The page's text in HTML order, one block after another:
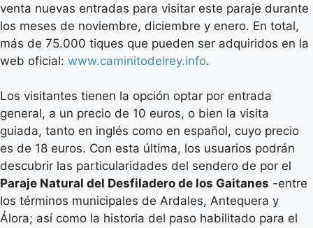
venta nuevas entradas para visitar este paraje durante
los meses de noviembre, diciembre y enero. En total,
más de 75.000 tiques que pueden ser adquiridos en la
web oficial: www.caminitodelrey.info.
Los visitantes tienen la opción optar por entrada
general, a un precio de 10 euros, o bien la visita
guiada, tanto en inglés como en español, cuyo precio
es de 18 euros. Con esta última, los usuarios podrán
descubrir las particularidades del sendero de por el
Paraje Natural del Desfiladero de los Gaitanes -entre
los términos municipales de Ardales, Antequera y
Álora; así como la historia del paso habilitado para el